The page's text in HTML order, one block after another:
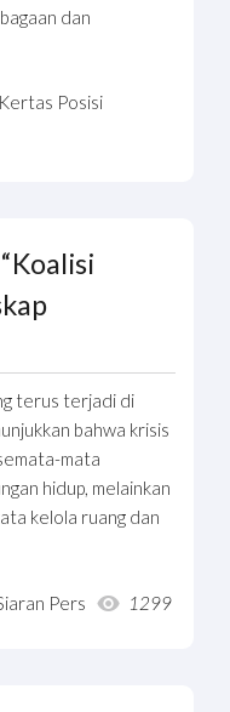
dan
Kertas Posisi
terus terjadi di
bahwa krisis
mata
hidup, melainkan
kelola ruang dan
Pers 1299